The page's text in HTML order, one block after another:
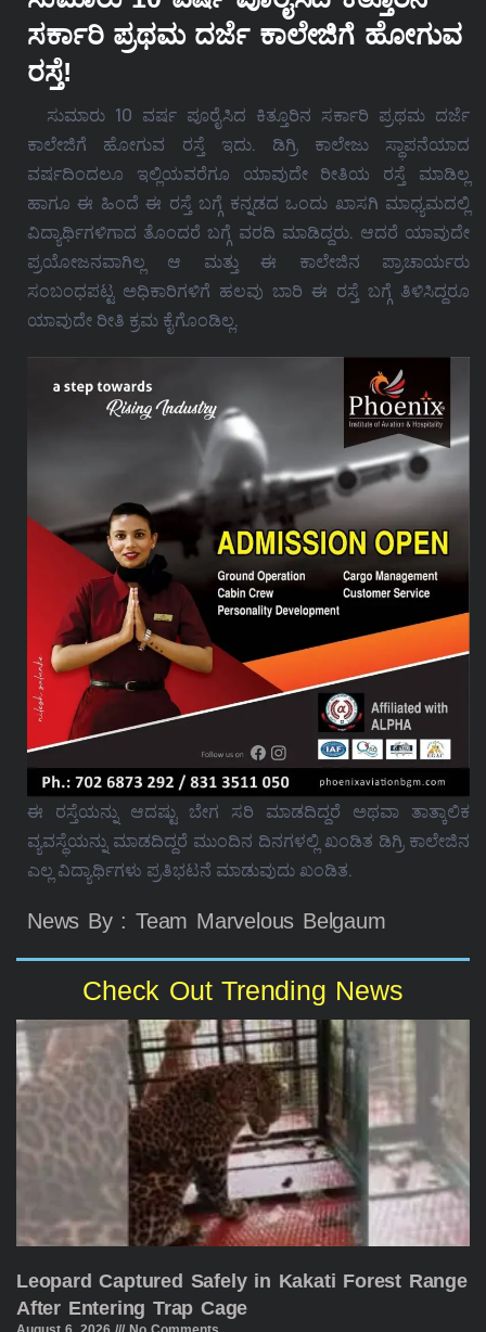
ಸರ್ಕಾರಿ ಪ್ರಥಮ ದರ್ಜೆ ಕಾಲೇಜಿಗೆ ಹೋಗುವ
ರಸ್ತೆ!
ಸುಮಾರು 10 ವರ್ಷ ಪೂರೈಸಿದ ಕಿತ್ತೂರಿನ ಸರ್ಕಾರಿ ಪ್ರಥಮ ದರ್ಜೆ
ಕಾಲೇಜಿಗೆ ಹೋಗುವ ರಸ್ತೆ ಇದು. ಡಿಗ್ರಿ ಕಾಲೇಜು ಸ್ಥಾಪನೆಯಾದ
ವರ್ಷದಿಂದಲೂ ಇಲ್ಲಿಯವರೆಗೂ ಯಾವುದೇ ರೀತಿಯ ರಸ್ತೆ ಮಾಡಿಲ್ಲ
ಹಾಗೂ ಈ ಹಿಂದೆ ಈ ರಸ್ತೆ ಬಗ್ಗೆ ಕನ್ನಡದ ಒಂದು ಖಾಸಗಿ ಮಾಧ್ಯಮದಲ್ಲಿ
ವಿದ್ಯಾರ್ಥಿಗಳಿಗಾದ ತೊಂದರೆ ಬಗ್ಗೆ ವರದಿ ಮಾಡಿದ್ದರು. ಆದರೆ ಯಾವುದೇ
ಪ್ರಯೋಜನವಾಗಿಲ್ಲ ಆ ಮತ್ತು ಈ ಕಾಲೇಜಿನ ಪ್ರಾಚಾರ್ಯರು
ಸಂಬಂಧಪಟ್ಟ ಅಧಿಕಾರಿಗಳಿಗೆ ಹಲವು ಬಾರಿ ಈ ರಸ್ತೆ ಬಗ್ಗೆ ತಿಳಿಸಿದ್ದರೂ
ಯಾವುದೇ ರೀತಿ ಕ್ರಮ ಕೈಗೊಂಡಿಲ್ಲ.
ಈ ರಸ್ತೆಯನ್ನು ಆದಷ್ಟು ಬೇಗ ಸರಿ ಮಾಡದಿದ್ದರೆ ಅಥವಾ ತಾತ್ಕಾಲಿಕ
ವ್ಯವಸ್ಥೆಯನ್ನು ಮಾಡದಿದ್ದರೆ ಮುಂದಿನ ದಿನಗಳಲ್ಲಿ ಖಂಡಿತ ಡಿಗ್ರಿ ಕಾಲೇಜಿನ
ಎಲ್ಲ ವಿದ್ಯಾರ್ಥಿಗಳು ಪ್ರತಿಭಟನೆ ಮಾಡುವುದು ಖಂಡಿತ.
News By : Team Marvelous Belgaum
Check Out Trending News
Leopard Captured Safely in Kakati Forest Range
After Entering Trap Cage